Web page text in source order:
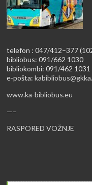
telefon : 047/412–377
bibliobus: 091/662 1030
bibliokombi: 091/462 1031
e-pošta:
www.ka-bibliobus.eu
—–
RASPORED VOŽNJE